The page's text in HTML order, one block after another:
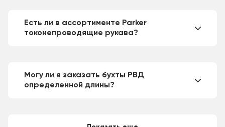
Есть ли в ассортименте Parker
токонепроводящие рукава?
Могу ли я заказать бухты РВД
определенной длины?